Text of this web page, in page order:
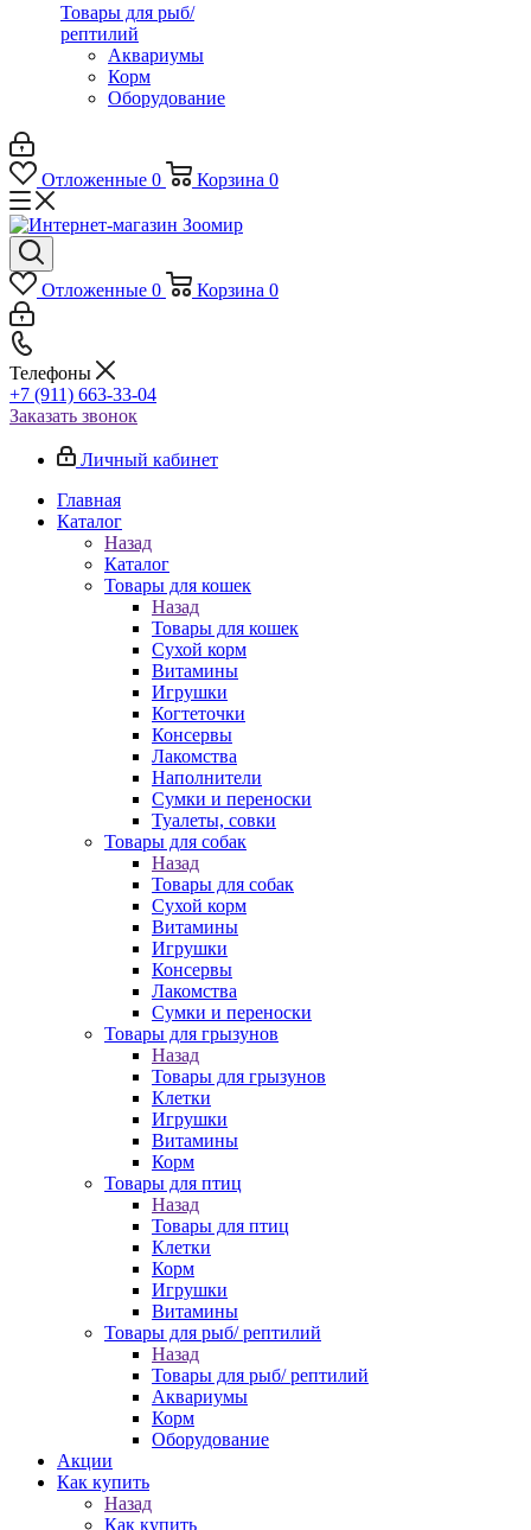
Товары для рыб/
рептилий
Аквариумы
Корм
Оборудование
Отложенные 0 Корзина 0
Отложенные 0 Корзина 0
Телефоны
+7 (911) 663-33-04
Заказать звонок
Личный кабинет
Главная
Каталог
Назад
Каталог
Товары для кошек
Назад
Товары для кошек
Cухой корм
Витамины
Игрушки
Когтеточки
Консервы
Лакомства
Наполнители
Сумки и переноски
Туалеты, совки
Товары для собак
Назад
Товары для собак
Cухой корм
Витамины
Игрушки
Консервы
Лакомства
Сумки и переноски
Товары для грызунов
Назад
Товары для грызунов
Клетки
Игрушки
Витамины
Корм
Товары для птиц
Назад
Товары для птиц
Клетки
Корм
Игрушки
Витамины
Товары для рыб/ рептилий
Назад
Товары для рыб/ рептилий
Аквариумы
Корм
Оборудование
Акции
Как купить
Назад
Как купить